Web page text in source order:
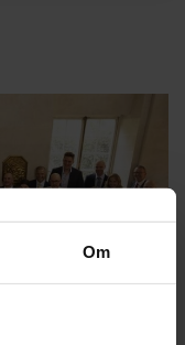
Om